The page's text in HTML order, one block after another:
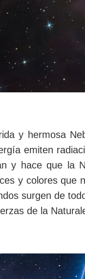
y hermosa
emiten
y hace que la
y colores que
surgen de
de la